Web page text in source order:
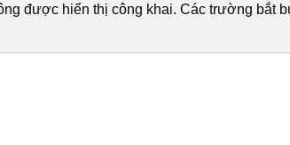
được hiển thị công khai. Các trường bắt